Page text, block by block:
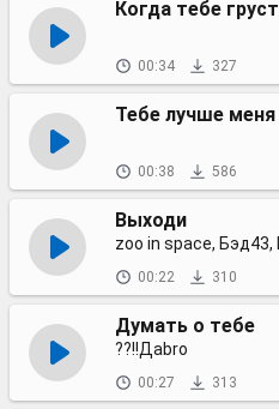
00:34 327
Тебе лучше меня
00:38 586
Выходи
zoo in space, Бэд43,
00:22 310
Думать о тебе
??!!Дabro
00:27 313